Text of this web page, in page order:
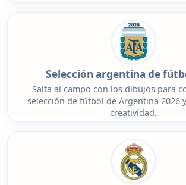
Selección argentina de
Salta al campo con los dibujos para
selección de fútbol de Argentina 2026
creatividad.